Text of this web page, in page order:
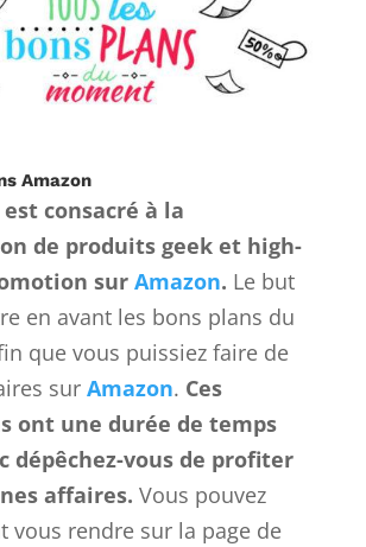
Amazon
consacré à la
de produits geek et high-
sur Amazon. Le but
en avant les bons plans du
que vous puissiez faire de
sur Amazon. Ces
ont une durée de temps
dépêchez-vous de profiter
affaires. Vous pouvez
vous rendre sur la page de